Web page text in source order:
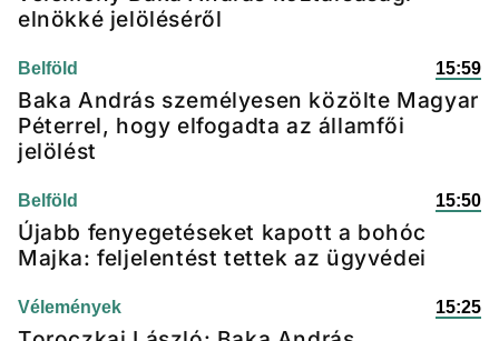
elnökké jelöléséről
Belföld 15:59
Baka András személyesen közölte Magyar
Péterrel, hogy elfogadta az államfői
jelölést
Belföld 15:50
Újabb fenyegetéseket kapott a bohóc
Majka: feljelentést tettek az ügyvédei
Vélemények 15:25